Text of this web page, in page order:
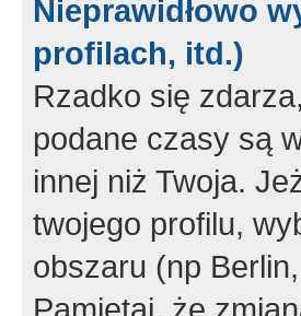
Nieprawidłowo
profilach, itd.)
Rzadko się
podane czasy są
innej niż Twoja.
twojego profilu,
obszaru (np